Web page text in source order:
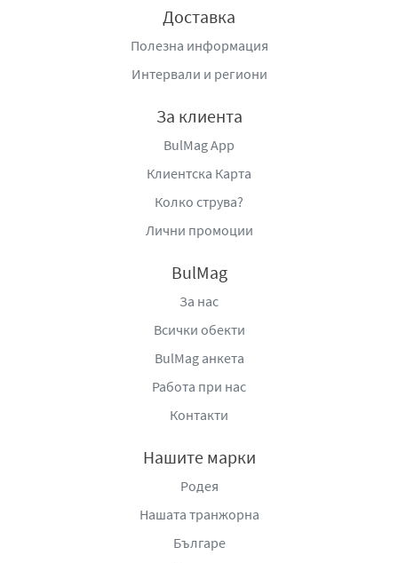
Доставка
Полезна информация
Интервали и региони
За клиента
BulMag App
Клиентска Карта
Колко струва?
Лични промоции
BulMag
За нас
Всички обекти
BulMag анкета
Работа при нас
Контакти
Нашите марки
Родея
Нашата транжорна
Българе